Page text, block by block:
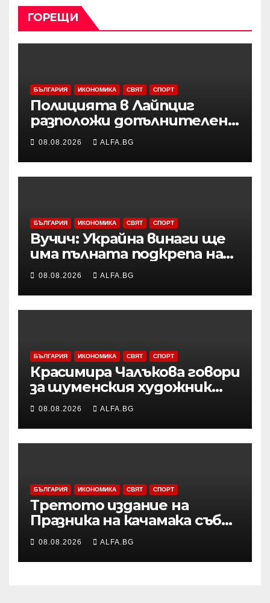
ГОРЕЩИ
БЪЛГАРИЯ ИКОНОМИКА СВЯТ СПОРТ
Полицията в Лайпциг
разположи допълнителен
специализиран радар на
летището след
инцидента с открития
дрон
08.08.2026 ALFA.BG
БЪЛГАРИЯ ИКОНОМИКА СВЯТ СПОРТ
Вучич: Украйна винаги ще
има пълната подкрепа на
нашата страна по
европейския си път
08.08.2026 ALFA.BG
БЪЛГАРИЯ ИКОНОМИКА СВЯТ СПОРТ
Красимира Чалъкова говори
за шуменския художник
Никола Михайлов на
дискусията за Пенчо
Славейков и модернизма в
Шумен
08.08.2026 ALFA.BG
БЪЛГАРИЯ ИКОНОМИКА СВЯТ СПОРТ
Третото издание на
Празника на качамака събра
жители и гости в
пернишкото село Черна
гора
08.08.2026 ALFA.BG